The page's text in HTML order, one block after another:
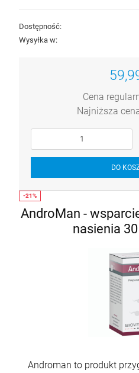
Dostępność:
Wysyłka w:
Cena
Najniższa
DO
AndroMan -
nasienia
Androman to produkt